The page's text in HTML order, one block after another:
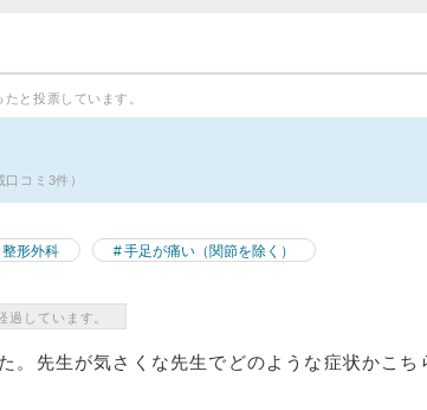
と投票しています。
コミ3件）
整形外科 手足が痛い（関節を除く）
過しています。
。先生が気さくな先生でどのような症状かこち